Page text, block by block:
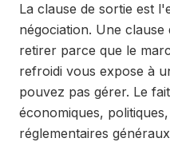
La clause de sortie est
négociation. Une
retirer parce que le
refroidi vous expose à
pouvez pas gérer. Le
économiques,
réglementaires